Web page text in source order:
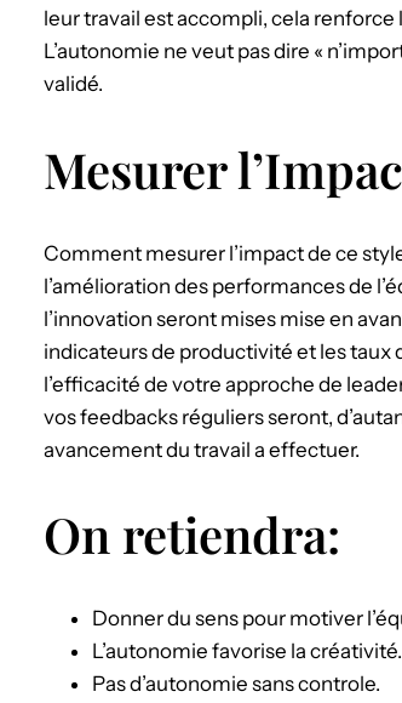
leur travail est accompli, cela
L’autonomie ne veut pas dire «
validé.
Mesurer
Comment mesurer l’impact de ce
l’amélioration des performances de
l’innovation seront mises mise en
indicateurs de productivité et les taux
l’efficacité de votre approche de
vos feedbacks réguliers seront,
avancement du travail a effectuer.
On retiendra:
Donner du sens pour motiver
L’autonomie favorise la créativité.
Pas d’autonomie sans controle.